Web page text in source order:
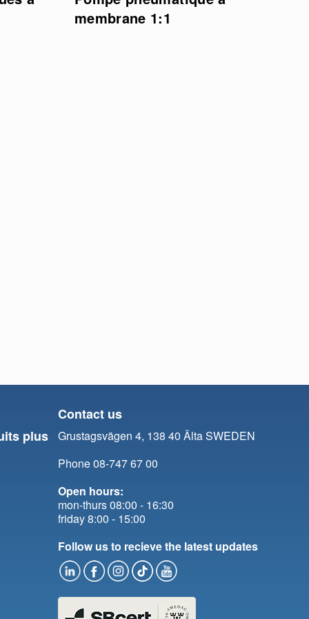
membrane 1:1
plus
Contact us
Grustagsvägen 4, 138 40 Älta SWEDEN
Phone 08-747 67 00
Open hours:
mon-thurs 08:00 - 16:30
friday 8:00 - 15:00
Follow us to recieve the latest updates